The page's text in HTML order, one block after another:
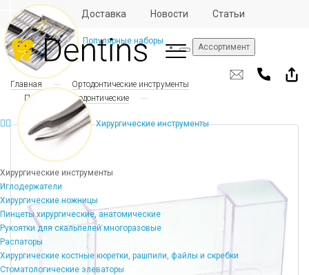
Отзывы Доставка Новости Статьи
Ассортимент
Популярные наборы
Хирургические инструменты
Хирургические инструменты
Иглодержатели
Хирургические ножницы
Пинцеты хирургические, анатомические
Рукоятки для скальпелей многоразовые
Распаторы
Хирургические костные кюретки, рашпили, файлы и скребки
Стоматологические элеваторы
Главная
Ортодонтические инструменты
Подставки ортодонтические